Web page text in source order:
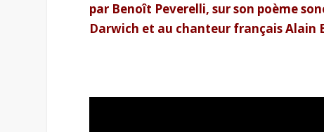
par Benoît Peverelli, sur son poème
Darwich et au chanteur français Alain